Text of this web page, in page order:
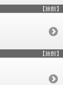
【旅館】
【旅館】